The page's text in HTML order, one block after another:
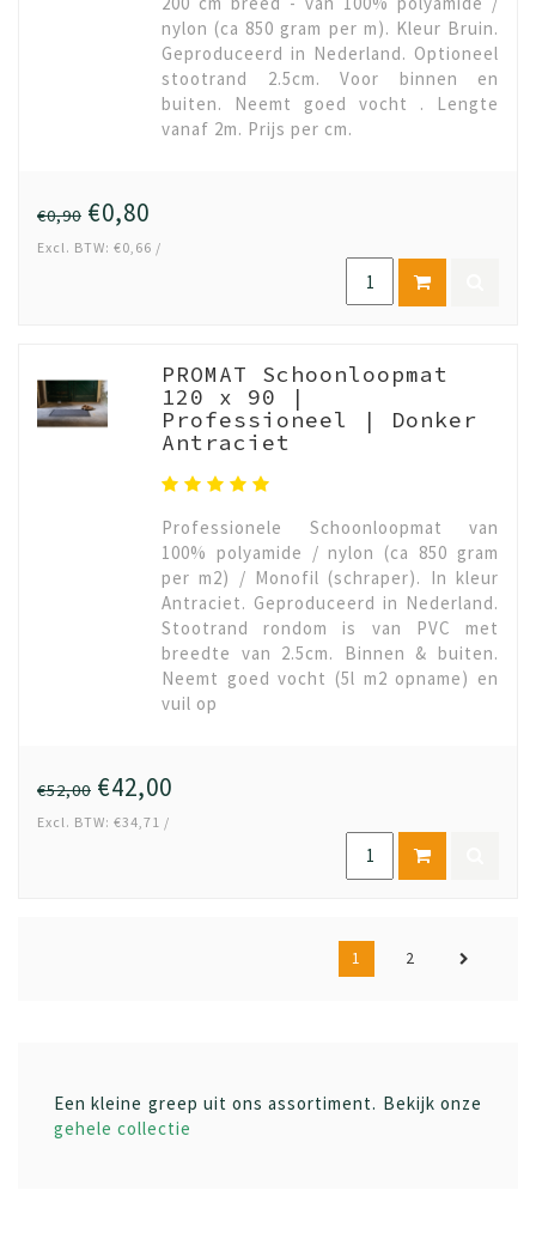
nylon (ca 850 gram per m). Kleur Bruin.
Geproduceerd in Nederland. Optioneel
stootrand 2.5cm. Voor binnen en
buiten. Neemt goed vocht . Lengte
vanaf 2m. Prijs per cm.
€0,90 €0,80
Excl. BTW: €0,66 /
PROMAT Schoonloopmat
120 x 90 |
Professioneel | Donker
Antraciet
Professionele Schoonloopmat van
100% polyamide / nylon (ca 850 gram
per m2) / Monofil (schraper). In kleur
Antraciet. Geproduceerd in Nederland.
Stootrand rondom is van PVC met
breedte van 2.5cm. Binnen & buiten.
Neemt goed vocht (5l m2 opname) en
vuil op
€52,00 €42,00
Excl. BTW: €34,71 /
1 2
Een kleine greep uit ons assortiment. Bekijk onze
gehele collectie